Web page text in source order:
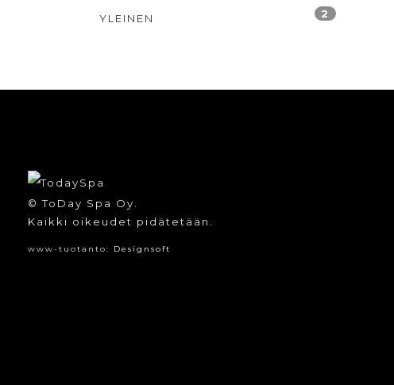
YLEINEN 2
© ToDay Spa Oy.
Kaikki oikeudet pidätetään.
www-tuotanto: Designsoft